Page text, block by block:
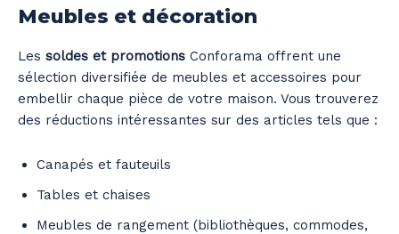
Meubles et décoration
Les soldes et promotions Conforama offrent une
sélection diversifiée de meubles et accessoires pour
embellir chaque pièce de votre maison. Vous trouverez
des réductions intéressantes sur des articles tels que :
Canapés et fauteuils
Tables et chaises
Meubles de rangement (bibliothèques, commodes,